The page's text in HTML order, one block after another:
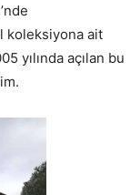
koleksiyona ait
yılında açılan bu